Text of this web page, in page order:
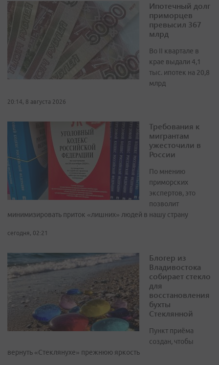
Ипотечный долг
приморцев
превысил 367
млрд
Во II квартале в
крае выдали 4,1
тыс. ипотек на 20,8
млрд
20:14, 8 августа 2026
Требования к
мигрантам
ужесточили в
России
По мнению
приморских
экспертов, это
позволит
минимизировать приток «лишних» людей в нашу страну
сегодня, 02:21
Блогер из
Владивостока
собирает стекло
для
восстановления
бухты
Стеклянной
Пункт приёма
создан, чтобы
вернуть «Стеклянухе» прежнюю яркость